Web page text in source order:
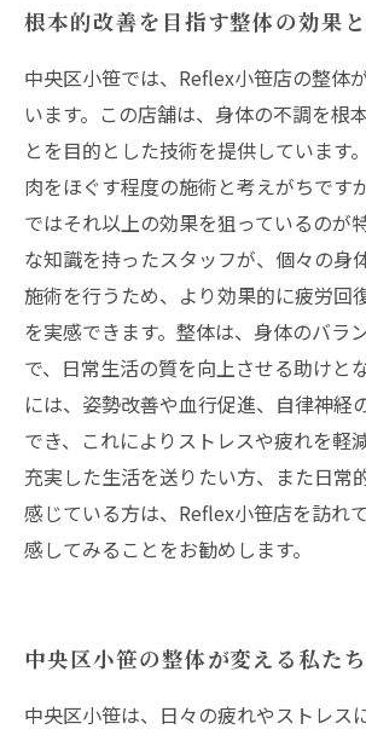
根本的改善を目指す整体の効果
中央区小笹では、Reflex小笹店の整体
います。この店舗は、身体の不調を根
とを目的とした技術を提供しています
肉をほぐす程度の施術と考えがちです
ではそれ以上の効果を狙っているのが
な知識を持ったスタッフが、個々の身
施術を行うため、より効果的に疲労回
を実感できます。整体は、身体のバラ
で、日常生活の質を向上させる助けと
には、姿勢改善や血行促進、自律神経
でき、これによりストレスや疲れを軽
充実した生活を送りたい方、また日常
感じている方は、Reflex小笹店を訪れ
感してみることをお勧めします。
中央区小笹の整体が変える私た
中央区小笹は、日々の疲れやストレス